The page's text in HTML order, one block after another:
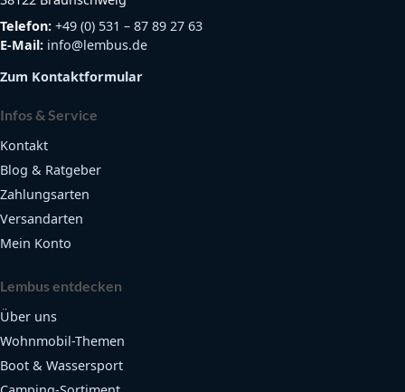
Telefon: +49 (0) 531 – 87 89 27 63
E-Mail: info@lembus.de
Zum Kontaktformular
Infos & Service
Kontakt
Blog & Ratgeber
Zahlungsarten
Versandarten
Mein Konto
Lembus entdecken
Über uns
Wohnmobil-Themen
Boot & Wassersport